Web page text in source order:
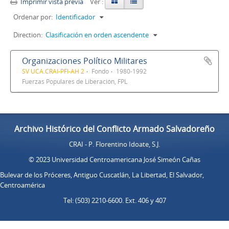
Ordenar por: Identificador
Direction: Clasificación en orden ascendente
Organizaciones Político Militares
SV UCA.CRAI-PFI-AH 2 Fondo
1980-1992
Fuerzas Populares de Liberación, FPL
Archivo Histórico del Conflicto Armado Salvadoreño
CRAI - P. Florentino Idoate, S.J.
© 2023 Universidad Centroamericana José Simeón Cañas
Bulevar de los Próceres, Antiguo Cuscatlán, La Libertad, El Salvador,
Centroamérica
Tel: (503) 2210-6600. Ext. 406 y 407